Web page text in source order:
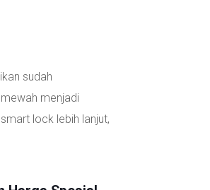
sudah
menjadi
lock lebih lanjut,